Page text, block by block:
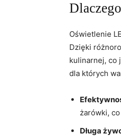
Oświetlenie
Dzięki
kulinarnej, co
dla których⁢
żarówki,
Długa